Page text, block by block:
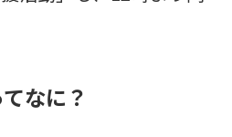
なに？